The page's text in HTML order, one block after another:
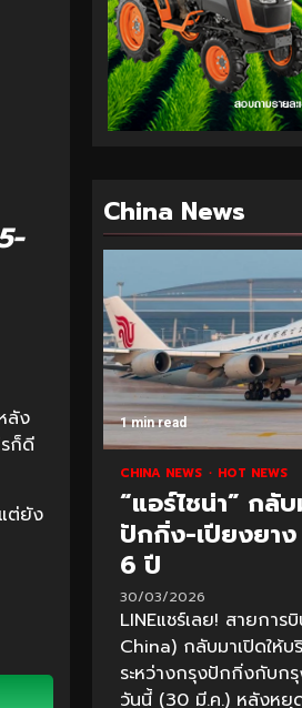
ลัง
ก็ดี
ต่ยัง
China News
1 min read
CHINA NEWS HOT NEWS
“แอร์ไชน่า” กลั
ปักกิ่ง-เปียงยา
6 ปี
30/03/2026
LINEแชร์เลย! สายการ
China) กลับมาเปิดให้บ
ระหว่างกรุงปักกิ่งกับก
วันนี้ (30 มี.ค.) หลังหยุ